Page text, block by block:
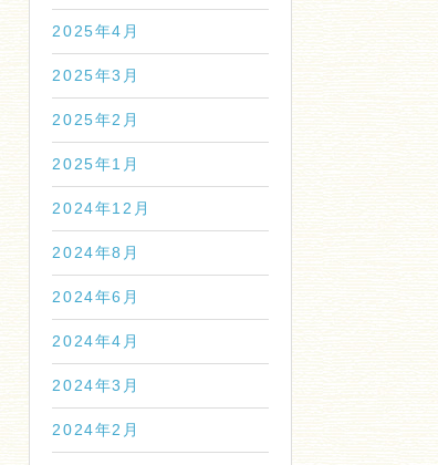
2025年4月
2025年3月
2025年2月
2025年1月
2024年12月
2024年8月
2024年6月
2024年4月
2024年3月
2024年2月